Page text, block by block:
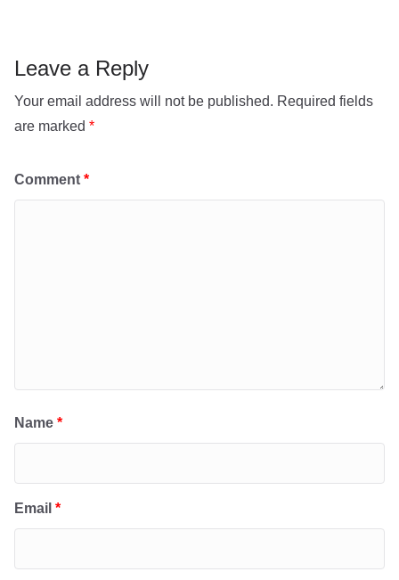
Leave a Reply
Your email address will not be published. Required fields
are marked *
Comment *
Name *
Email *